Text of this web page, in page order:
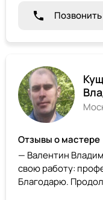
Позвонить
Отзывы о мастере
— Валентин
свою работу:
Благодарю.